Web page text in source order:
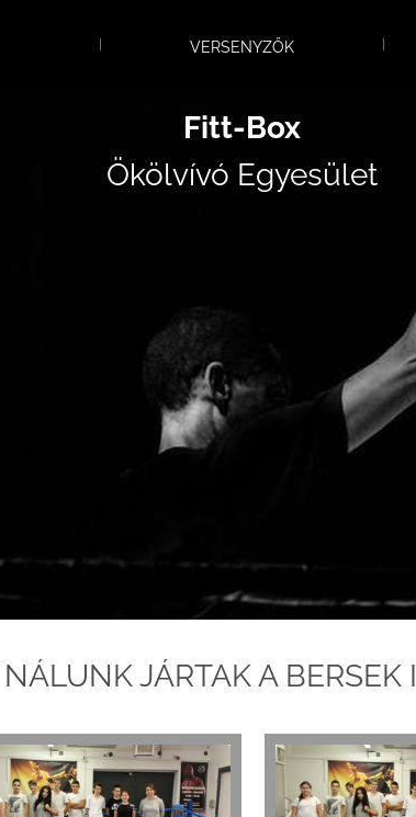
VERSENYZŐK
Fitt-Box
Ökölvívó Egyesület
JÁRTAK A BERSEK